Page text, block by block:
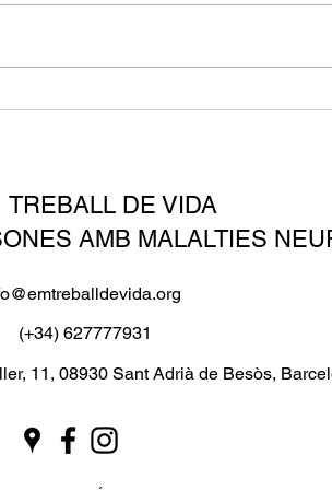
TREBALL DE VIDA
AMB MALALTIES
(+34) 627777931
11, 08930 Sant Adrià de Besòs,